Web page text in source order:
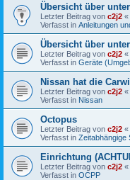
Übersicht über
Letzter Beitrag von c2j2 «
Verfasst in Anleitungen
Übersicht über
Letzter Beitrag von c2j2 «
Verfasst in Geräte
Nissan hat die
Letzter Beitrag von c2j2 «
Verfasst in Nissan
Octopus
Letzter Beitrag von c2j2 «
Verfasst in Zeitabhängige
Einrichtung
Letzter Beitrag von c2j2 «
Verfasst in OCPP